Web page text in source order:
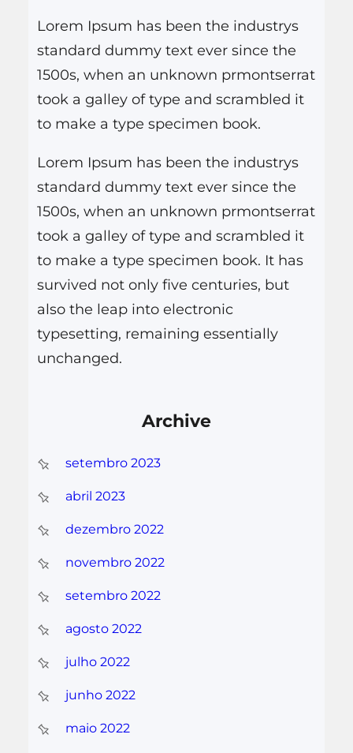
s
a
r
Lorem Ipsum has been the industrys
standard dummy text ever since the
1500s, when an unknown prmontserrat
took a galley of type and scrambled it
to make a type specimen book.
Lorem Ipsum has been the industrys
standard dummy text ever since the
1500s, when an unknown prmontserrat
took a galley of type and scrambled it
to make a type specimen book. It has
survived not only five centuries, but
also the leap into electronic
typesetting, remaining essentially
unchanged.
Archive
setembro 2023
abril 2023
dezembro 2022
novembro 2022
setembro 2022
agosto 2022
julho 2022
junho 2022
maio 2022